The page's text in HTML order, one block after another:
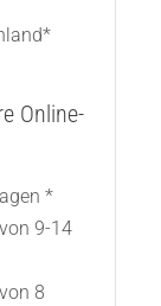
Online-
*
9-14
8